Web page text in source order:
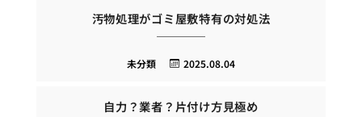
汚物処理がゴミ屋敷特有の対処法
2025.08.04
未分類
自力？業者？片付け方見極め